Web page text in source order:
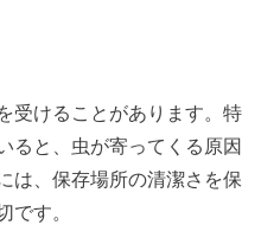
受けることがあります。特
ると、虫が寄ってくる原因
は、保存場所の清潔さを保
です。